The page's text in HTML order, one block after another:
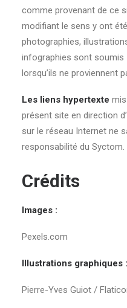
comme provenant de ce
modifiant le sens y ont
photographies,
infographies sont soumis
lorsqu’ils ne proviennent
Les liens hypertexte
présent site en direction
sur le réseau Internet ne
responsabilité du Syctom.
Crédits
Images :
Pexels.com
Illustrations graphiques :
Pierre-Yves Guiot /